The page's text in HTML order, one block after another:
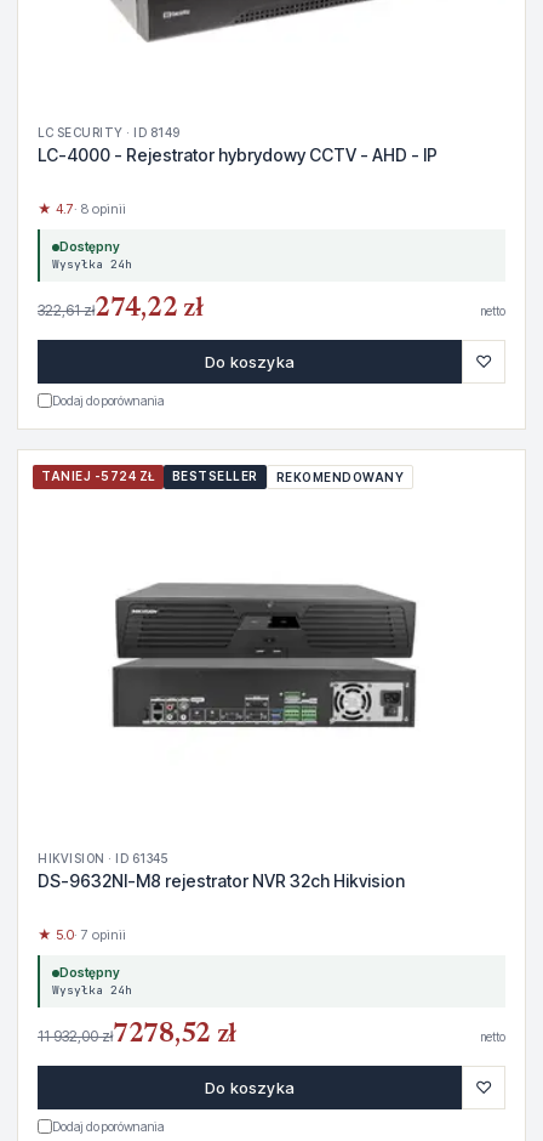
LC SECURITY · ID 8149
LC-4000 - Rejestrator hybrydowy CCTV - AHD - IP
★ 4.7· 8 opinii
Dostępny
Wysyłka 24h
322,61 zł274,22 zł netto
Do koszyka ♡
Dodaj do porównania
TANIEJ -5724 ZŁ BESTSELLER REKOMENDOWANY
HIKVISION · ID 61345
DS-9632NI-M8 rejestrator NVR 32ch Hikvision
★ 5.0· 7 opinii
Dostępny
Wysyłka 24h
11 932,00 zł7278,52 zł netto
Do koszyka ♡
Dodaj do porównania